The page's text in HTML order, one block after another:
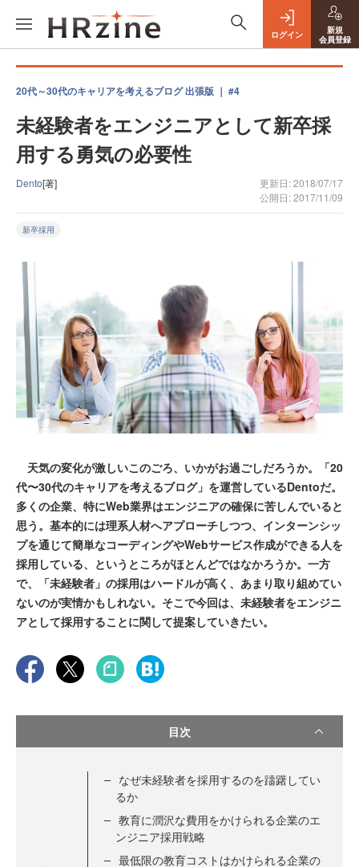
ログイン
新規
会員登録
20代～30代のキャリアを考えるブログ 出張版 ｜ #4
未経験者をエンジニアとして新卒採
用する勇気の必要性
Dento[著]
更新日: 2018/07/17
公開日: 2017/11/09
新卒採用
天気の変化が激しいこのごろ、いかがお過ごしだろうか。「20
代〜30代のキャリアを考えるブログ」を運営しているDentoだ。
多くの企業、特にWeb業界はエンジニアの確保に苦しんでいると
思う。基本的には理系人材へアプローチしつつ、インターンシッ
プを通じて簡単なコーディングやWebサービス作成ができる人を
採用している、というところがほとんどではなかろうか。一方
で、「未経験者」の採用はハードルが高く、あまり取り組めてい
ないのが実情かもしれない。そこで今回は、未経験者をエンジニ
アとして採用することに関して提案していきたい。
目次
なぜ未経験者を採用するのを躊躇してい
るか
教育に潤沢な費用をかけられる企業のエ
ンジニア採用戦略
最低限の教育コストはかけられる企業の